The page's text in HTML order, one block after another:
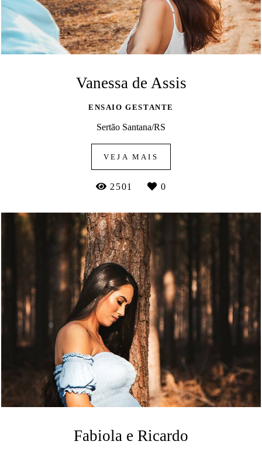
Vanessa de Assis
ENSAIO GESTANTE
Sertão Santana/RS
VEJA MAIS
2501 0
Fabiola e Ricardo